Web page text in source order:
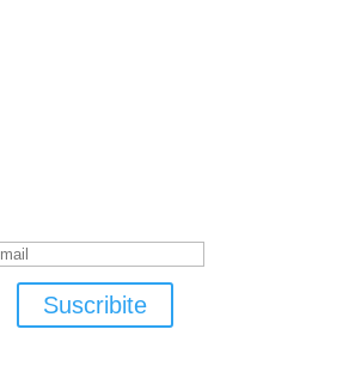
Suscribite